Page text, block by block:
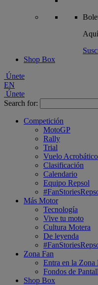
Shop Box
Únete
EN
Únete
Search for:
Competición
MotoGP
Rally
Trial
Vuelo Acrobático
Clasificación
Calendario
Equipo Repsol
Más Motor
Tecnología
Vive tu moto
Cultura Motera
De leyenda
Zona Fan
Entra en la Zona
Fondos de
Shop Box